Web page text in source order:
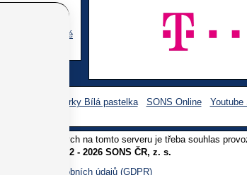
dotazy z pražské
Facebook sbírky Bílá pastelka SONS Online Youtube
uvedených na tomto serveru je třeba souhlas
Copyright © 2012 - 2026 SONS ČR, z. s.
Ochrana osobních údajů (GDPR)